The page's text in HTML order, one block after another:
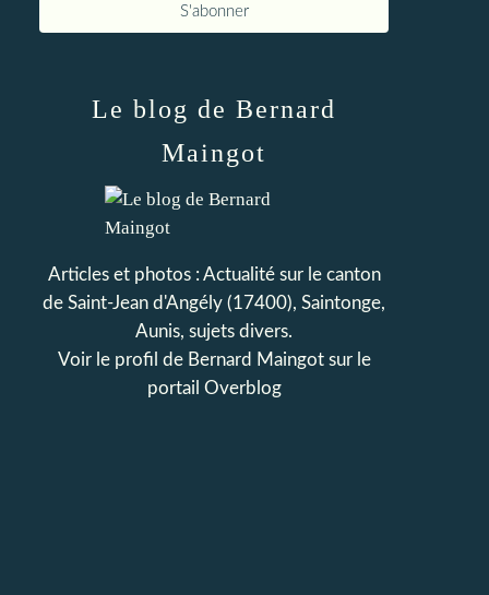
Le blog de Bernard
Maingot
Articles et photos : Actualité sur le canton
de Saint-Jean d'Angély (17400), Saintonge,
Aunis, sujets divers.
Voir le profil de Bernard Maingotsur le
portail Overblog